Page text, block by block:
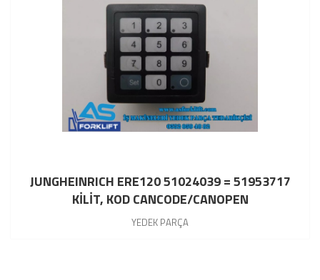
JUNGHEINRICH ERE120 51024039 = 51953717
KİLİT, KOD CANCODE/CANOPEN
YEDEK PARÇA